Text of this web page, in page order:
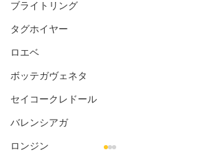
ブライトリング
タグホイヤー
ロエベ
ボッテガヴェネタ
セイコークレドール
バレンシアガ
ロンジン